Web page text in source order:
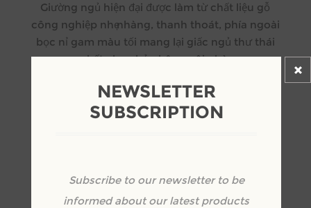
Giường ngủ hiện đại được làm từ chất liệu gỗ
công nghiệp nhẹ nhàng, thanh thoát, phía ngoài
bọc nỉ gam màu tối mang lại giấc ngủ thư thái
nhất cho chủ nhân ngôi nhà.
Kêu gọi định giá
+
NEWSLETTER
SUBSCRIPTION
Subscribe to our newsletter to be
informed about our latest products